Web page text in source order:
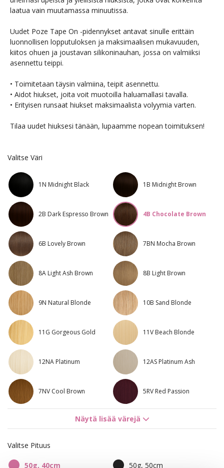
laatua vain muutamassa minuutissa.
Uudet Poze Tape On -pidennykset antavat sinulle erittäin
luonnollisen lopputuloksen ja maksimaalisen mukavuuden,
kiitos ohuen ja joustavan silikoninauhan, jossa on valmiiksi
asennettu teippi.
• Toimitetaan täysin valmiina, teipit asennettu.
• Aidot hiukset, joita voit muotoilla haluamallasi tavalla.
• Erityisen runsaat hiukset maksimaalista volyymia varten.
Tilaa uudet hiuksesi tänään, lupaamme nopean toimituksen!
Valitse Väri
1N Midnight Black 1B Midnight Brown
2B Dark Espresso Brown 4B Chocolate Brown
6B Lovely Brown 7BN Mocha Brown
8A Light Ash Brown 8B Light Brown
9N Natural Blonde 10B Sand Blonde
11G Gorgeous Gold 11V Beach Blonde
12NA Platinum 12AS Platinum Ash
7NV Cool Brown 5RV Red Passion
8R Bright Red 1N/4B Dark Mix
4B/9G Chocco Cola
Näytä lisää värejä
Valitse Pituus
50g, 40cm
50g, 50cm